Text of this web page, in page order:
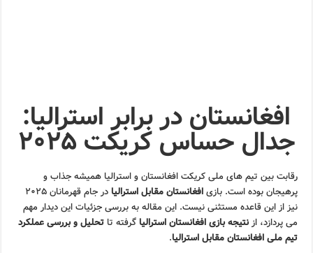
افغانستان در برابر استرالیا:
جدال حساس کریکت ۲۰۲۵
رقابت بین تیم های ملی کریکت افغانستان و استرالیا همیشه جذاب و
پرهیجان بوده است. بازیافغانستان مقابل استرالیا
در جام قهرمانان ۲۰۲۵
نیز از این قاعده مستثنی نیست. این مقاله به بررسی جزئیات این دیدار مهم
می پردازد، ازنتیجه بازی افغانستان استرالیا گرفته تاتحلیل و بررسی عملکرد
تیم ملی افغانستان مقابل استرالیا.